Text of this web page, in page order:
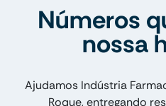
Números
nossa
Ajudamos Indústria
Roque, entregando